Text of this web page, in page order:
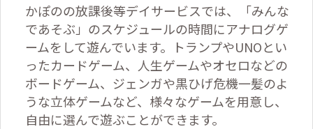
かぽのの放課後等デイサービスでは、「みんな
であそぶ」のスケジュールの時間にアナログゲ
ームをして遊んでいます。トランプやUNOとい
ったカードゲーム、人生ゲームやオセロなどの
ボードゲーム、ジェンガや黒ひげ危機一髪のよ
うな立体ゲームなど、様々なゲームを用意し、
自由に選んで遊ぶことができます。